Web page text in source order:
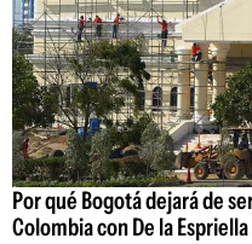
Por qué Bogotá dejará de
Colombia con De la